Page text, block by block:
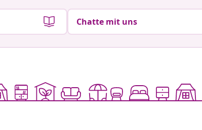
Chatte mit uns